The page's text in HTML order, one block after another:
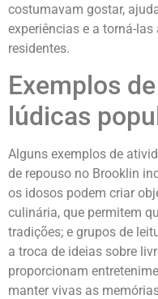
costumavam gostar,
experiências e a torná-
residentes.
Exemplos
lúdicas
Alguns exemplos de
de repouso no Brooklin
os idosos podem criar
culinária, que permitem
tradições; e grupos de
a troca de ideias sobre
proporcionam
manter vivas as